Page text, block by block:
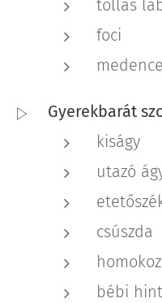
tollas
foci
Gyerekbarát
kiságy
utazó
csúszda
bébi